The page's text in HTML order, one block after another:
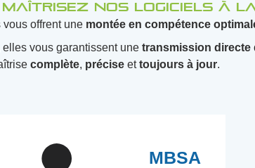
Maîtrisez nos logiciels à
offrent une montée en compétence
elles vous garantissent une transmission directe
complète, précise ettoujours à jour.
MBSA